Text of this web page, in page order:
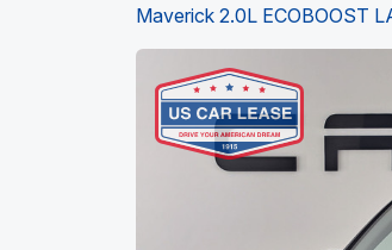
Maverick 2.0L ECOBOOST